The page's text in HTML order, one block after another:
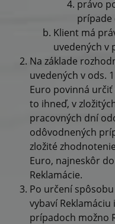
právo
prípade
Klient má
uvedených v
Na základe
uvedených v ods.
Euro povinná určiť
to ihneď, v
pracovných dní
odôvodnených
zložité
Euro, najneskôr
Reklamácie.
Po určení
vybaví
prípadoch možno